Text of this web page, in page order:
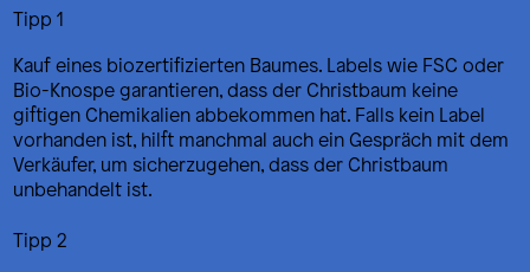
Tipp 1
Kauf eines biozertifizierten Baumes. Labels wie FSC oder
Bio-Knospe garantieren, dass der Christbaum keine
giftigen Chemikalien abbekommen hat. Falls kein Label
vorhanden ist, hilft manchmal auch ein Gespräch mit dem
Verkäufer, um sicherzugehen, dass der Christbaum
unbehandelt ist.
Tipp 2